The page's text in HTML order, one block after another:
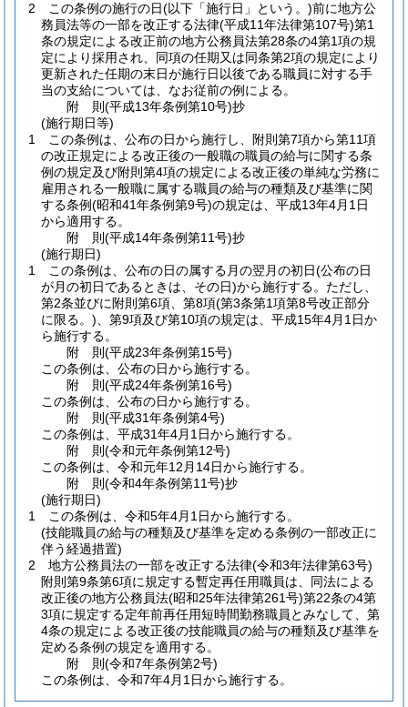
2
この条例の施行の日(以下「施行日」という。)前に地方公
務員法等の一部を改正する法律(平成11年法律第107号)第1
条の規定による改正前の地方公務員法第28条の4第1項の規
定により採用され、同項の任期又は同条第2項の規定により
更新された任期の末日が施行日以後である職員に対する手
当の支給については、なお従前の例による。
附 則(平成13年条例第10号)抄
(施行期日等)
1
この条例は、公布の日から施行し、附則第7項から第11項
の改正規定による改正後の一般職の職員の給与に関する条
例の規定及び附則第4項の規定による改正後の単純な労務に
雇用される一般職に属する職員の給与の種類及び基準に関
する条例(昭和41年条例第9号)の規定は、平成13年4月1日
から適用する。
附 則(平成14年条例第11号)抄
(施行期日)
1
この条例は、公布の日の属する月の翌月の初日(公布の日
が月の初日であるときは、その日)から施行する。 ただし、
第2条並びに附則第6項、第8項(第3条第1項第8号改正部分
に限る。) 、第9項及び第10項の規定は、平成15年4月1日か
ら施行する。
附 則(平成23年条例第15号)
この条例は、公布の日から施行する。
附 則(平成24年条例第16号)
この条例は、公布の日から施行する。
附 則(平成31年条例第4号)
この条例は、平成31年4月1日から施行する。
附 則(令和元年条例第12号)
この条例は、令和元年12月14日から施行する。
附 則(令和4年条例第11号)抄
(施行期日)
1
この条例は、令和5年4月1日から施行する。
(技能職員の給与の種類及び基準を定める条例の一部改正に
伴う経過措置)
2
地方公務員法の一部を改正する法律(令和3年法律第63号)
附則第9条第6項に規定する暫定再任用職員は、同法による
改正後の地方公務員法(昭和25年法律第261号)第22条の4第
3項に規定する定年前再任用短時間勤務職員とみなして、第
4条の規定による改正後の技能職員の給与の種類及び基準を
定める条例の規定を適用する。
附 則(令和7年条例第2号)
この条例は、令和7年4月1日から施行する。